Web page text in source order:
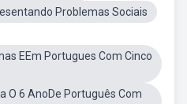
Problemas Sociais
EEm Portugues Com Cinco
O 6 AnoDe Português Com